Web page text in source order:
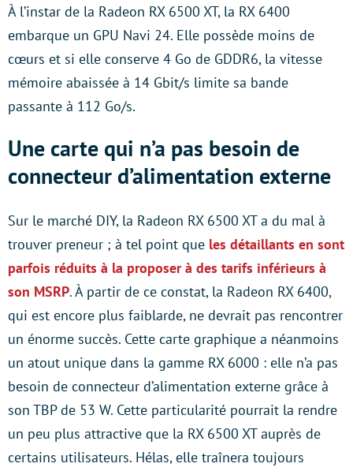
À l’instar de la Radeon RX 6500 XT, la RX 6400
embarque un GPU Navi 24. Elle possède moins de
cœurs et si elle conserve 4 Go de GDDR6, la vitesse
mémoire abaissée à 14 Gbit/s limite sa bande
passante à 112 Go/s.
Une carte qui n’a pas besoin de
connecteur d’alimentation externe
Sur le marché DIY, la Radeon RX 6500 XT a du mal à
trouver preneur ; à tel point que les détaillants en sont
parfois réduits à la proposer à des tarifs inférieurs à
son MSRP. À partir de ce constat, la Radeon RX 6400,
qui est encore plus faiblarde, ne devrait pas rencontrer
un énorme succès. Cette carte graphique a néanmoins
un atout unique dans la gamme RX 6000 : elle n’a pas
besoin de connecteur d’alimentation externe grâce à
son TBP de 53 W. Cette particularité pourrait la rendre
un peu plus attractive que la RX 6500 XT auprès de
certains utilisateurs. Hélas, elle traînera toujours